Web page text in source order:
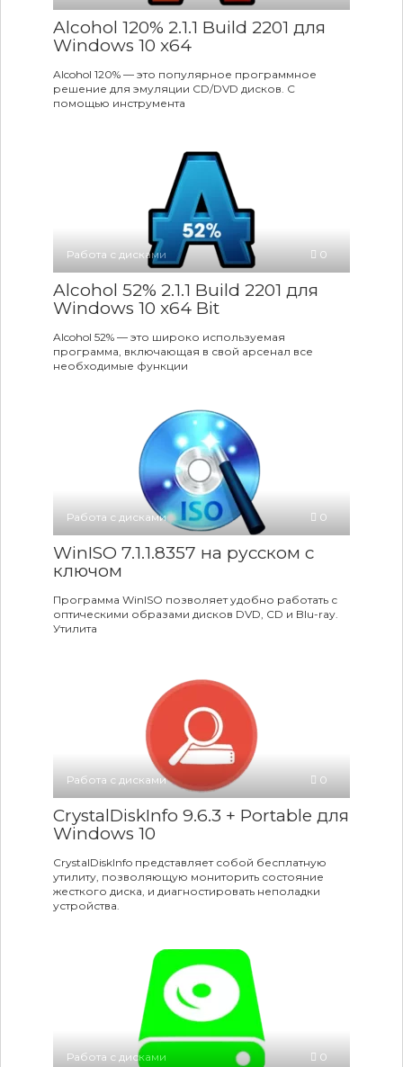
Alcohol 120% 2.1.1 Build 2201 для
Windows 10 x64
Alcohol 120% — это популярное программное
решение для эмуляции CD/DVD дисков. С
помощью инструмента
Работа с дисками 0
Alcohol 52% 2.1.1 Build 2201 для
Windows 10 x64 Bit
Alcohol 52% — это широко используемая
программа, включающая в свой арсенал все
необходимые функции
Работа с дисками 0
WinISO 7.1.1.8357 на русском c
ключом
Программа WinISO позволяет удобно работать с
оптическими образами дисков DVD, CD и Blu-ray.
Утилита
Работа с дисками 0
CrystalDiskInfo 9.6.3 + Portable для
Windows 10
CrystalDiskInfo представляет собой бесплатную
утилиту, позволяющую мониторить состояние
жесткого диска, и диагностировать неполадки
устройства.
Работа с дисками 0